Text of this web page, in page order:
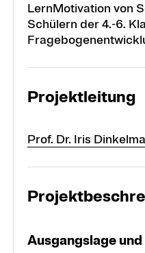
LernMotivation von
Schülern der 4.-6.
Projektleitung
Prof. Dr. Iris
Ausgangslage